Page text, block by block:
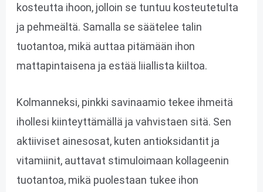
kosteutta ihoon, jolloin se tuntuu kosteutetulta
ja pehmeältä. Samalla se säätelee talin
tuotantoa, mikä auttaa pitämään ihon
mattapintaisena ja estää liiallista kiiltoa.
Kolmanneksi, pinkki savinaamio tekee ihmeitä
ihollesi kiinteyttämällä ja vahvistaen sitä. Sen
aktiiviset ainesosat, kuten antioksidantit ja
vitamiinit, auttavat stimuloimaan kollageenin
tuotantoa, mikä puolestaan ​​tukee ihon